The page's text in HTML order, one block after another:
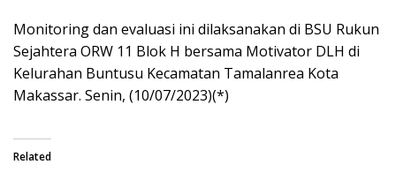
Monitoring dan evaluasi ini dilaksanakan di BSU Rukun
Sejahtera ORW 11 Blok H bersama Motivator DLH di
Kelurahan Buntusu Kecamatan Tamalanrea Kota
Makassar. Senin, (10/07/2023)(*)
Related